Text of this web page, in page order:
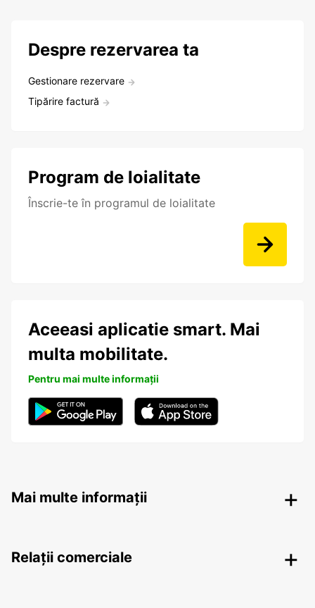
Despre rezervarea ta
Gestionare rezervare
Tipărire factură
Program de loialitate
Înscrie-te în programul de loialitate
Aceeasi aplicatie smart. Mai
multa mobilitate.
Pentru mai multe informații
Mai multe informații
Relații comerciale